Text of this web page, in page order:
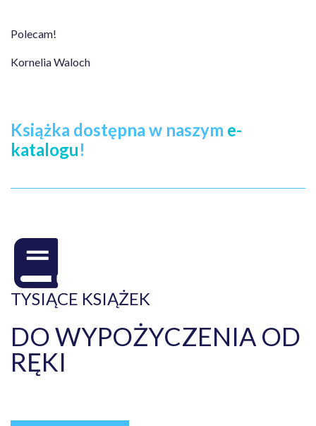
Polecam!
Kornelia Waloch
Książka dostępna w naszym e-
katalogu!
TYSIĄCE KSIĄŻEK
DO WYPOŻYCZENIA OD
RĘKI